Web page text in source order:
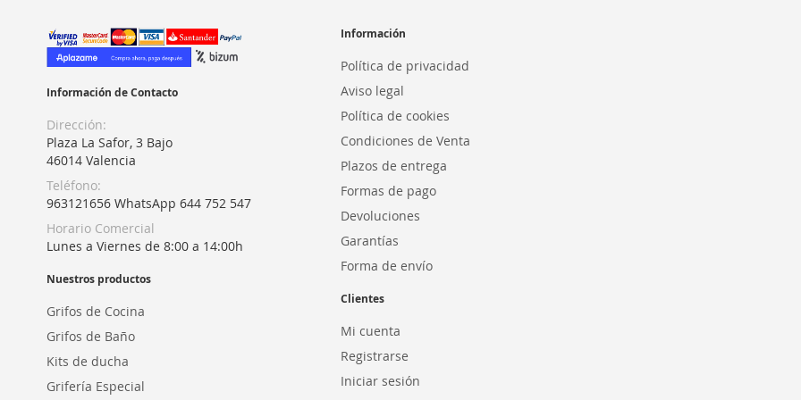
Información de Contacto
Dirección:
Plaza La Safor, 3 Bajo
46014 Valencia
Teléfono:
963121656 WhatsApp 644 752 547
Horario Comercial
Lunes a Viernes de 8:00 a 14:00h
Nuestros productos
Grifos de Cocina
Grifos de Baño
Kits de ducha
Grifería Especial
Información
Política de privacidad
Aviso legal
Política de cookies
Condiciones de Venta
Plazos de entrega
Formas de pago
Devoluciones
Garantías
Forma de envío
Clientes
Mi cuenta
Registrarse
Iniciar sesión